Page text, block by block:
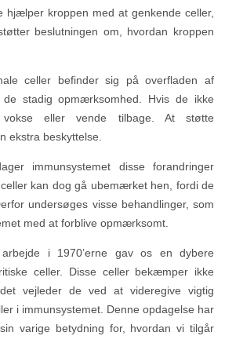
hjælper kroppen med at genkende celler,
beslutningen om, hvordan kroppen
celler befinder sig på overfladen af
stadig opmærksomhed. Hvis de ikke
eller vende tilbage. At støtte
ekstra beskyttelse.
immunsystemet disse forandringer
kan dog gå ubemærket hen, fordi de
undersøges visse behandlinger, som
med at forblive opmærksomt.
i 1970’erne gav os en dybere
celler. Disse celler bekæmper ikke
vejleder de ved at videregive vigtig
i immunsystemet. Denne opdagelse har
varige betydning for, hvordan vi tilgår